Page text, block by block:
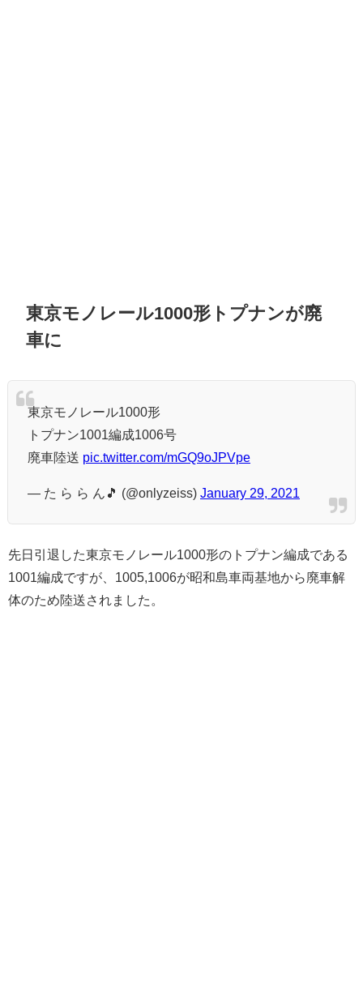
東京モノレール1000形トプナンが廃
車に
東京モノレール1000形
トプナン1001編成1006号
廃車陸送 pic.twitter.com/mGQ9oJPVpe
— た ら ら ん🎵 (@onlyzeiss) January 29, 2021
先日引退した東京モノレール1000形のトプナン編成である
1001編成ですが、1005,1006が昭和島車両基地から廃車解
体のため陸送されました。